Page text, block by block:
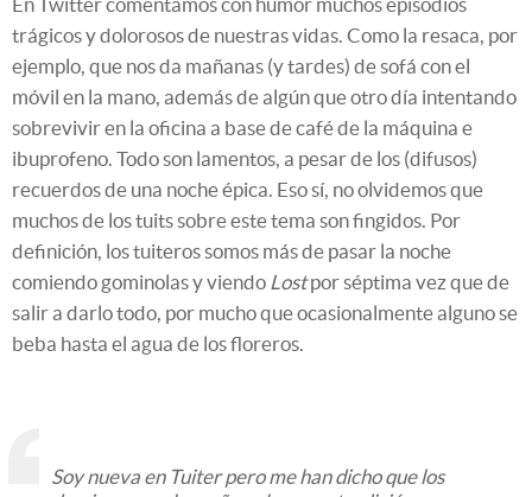
trágicos y dolorosos de nuestras vidas. Como la resaca, por
ejemplo, que nos da mañanas (y tardes) de sofá con el
móvil en la mano, además de algún que otro día intentando
sobrevivir en la oficina a base de café de la máquina e
ibuprofeno. Todo son lamentos, a pesar de los (difusos)
recuerdos de una noche épica. Eso sí, no olvidemos que
muchos de los tuits sobre este tema son fingidos. Por
definición, los tuiteros somos más de pasar la noche
comiendo gominolas y viendo Lostpor séptima vez que de
salir a darlo todo, por mucho que ocasionalmente alguno se
beba hasta el agua de los floreros.
Soy nueva en Tuiter pero me han dicho que los